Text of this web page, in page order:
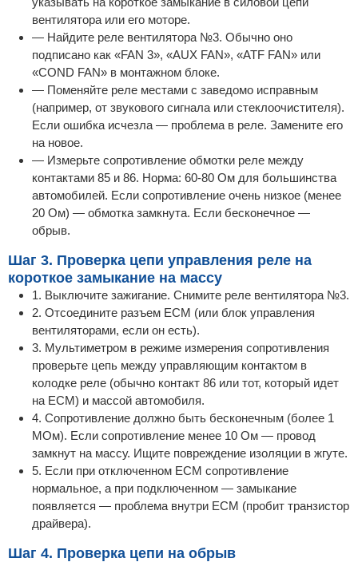
вентилятора или его моторе.
— Найдите реле вентилятора №3. Обычно оно
подписано как «FAN 3», «AUX FAN», «ATF FAN» или
«COND FAN» в монтажном блоке.
— Поменяйте реле местами с заведомо исправным
(например, от звукового сигнала или стеклоочистителя).
Если ошибка исчезла — проблема в реле. Замените его
на новое.
— Измерьте сопротивление обмотки реле между
контактами 85 и 86. Норма: 60-80 Ом для большинства
автомобилей. Если сопротивление очень низкое (менее
20 Ом) — обмотка замкнута. Если бесконечное —
обрыв.
Шаг 3. Проверка цепи управления реле на
короткое замыкание на массу
1. Выключите зажигание. Снимите реле вентилятора №3.
2. Отсоедините разъем ECM (или блок управления
вентиляторами, если он есть).
3. Мультиметром в режиме измерения сопротивления
проверьте цепь между управляющим контактом в
колодке реле (обычно контакт 86 или тот, который идет
на ECM) и массой автомобиля.
4. Сопротивление должно быть бесконечным (более 1
МОм). Если сопротивление менее 10 Ом — провод
замкнут на массу. Ищите повреждение изоляции в жгуте.
5. Если при отключенном ECM сопротивление
нормальное, а при подключенном — замыкание
появляется — проблема внутри ECM (пробит транзистор
драйвера).
Шаг 4. Проверка цепи на обрыв